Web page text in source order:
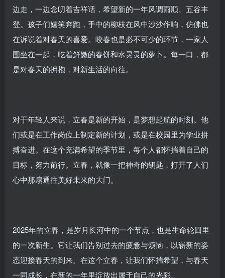
边走，一边念叨着吉祥话，希望新的一年风调雨顺、五谷丰
登。孩子们嬉笑奔跑，手中的柳枝在风中沙沙作响，仿佛也
在诉说着对春天的喜爱。咬春也是必不可少的环节，一家人
围坐在一起，吃着鲜嫩的春饼和水灵灵的萝卜。每一口，都
是对春天的拥抱，对新生活的向往。
对于年轻人来说，立春是新的开始，是梦想起航的时刻。他
们或是在工作岗位上制定新的计划，或是在校园里为学业拼
搏奋进。在这个充满希望的季节里，每个人都怀揣着自己的
目标，努力前行。立春，就像一把神奇的钥匙，打开了人们
心中那扇通往美好未来的大门。
2025年的立春，是岁月长河中的一个节点，也是生命轮回里
的一次新生。它让我们告别过去的疲惫与烦恼，以崭新的姿
态迎接春天的到来。在这个立春，让我们怀揣希望，与春天
一同成长，在新的一年里绽放出属于自己的光彩。